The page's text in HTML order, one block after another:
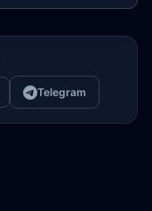
Telegram